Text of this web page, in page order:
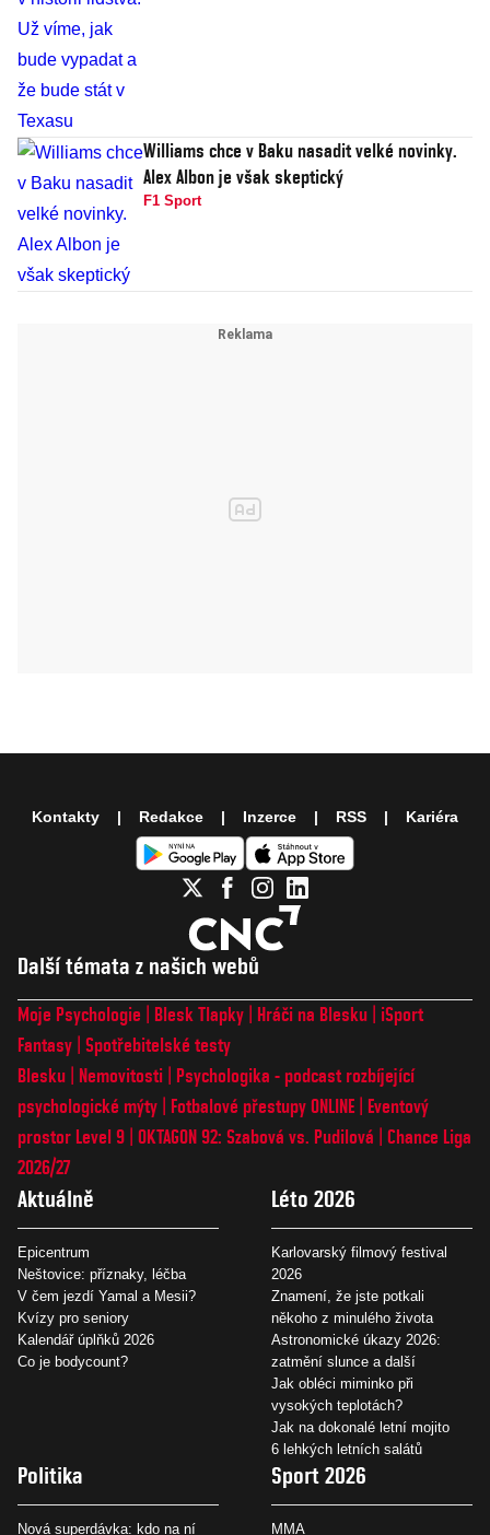
Williams chce v Baku nasadit velké novinky.
Alex Albon je však skeptický
F1 Sport
Další témata z našich webů
Moje Psychologie Blesk Tlapky Hráči na Blesku
iSport
Fantasy Spotřebitelské testy
Blesku
Nemovitosti
Psychologika - podcast rozbíjející
psychologické mýty
Fotbalové přestupy ONLINE
Eventový
prostor Level 9 OKTAGON 92: Szabová vs. Pudilová
Chance Liga
2026/27
Aktuálně
Epicentrum
Neštovice: příznaky, léčba
V čem jezdí Yamal a Mesii?
Kvízy pro seniory
Kalendář úplňků 2026
Co je bodycount?
Léto 2026
Karlovarský filmový festival
2026
Znamení, že jste potkali
někoho z minulého života
Astronomické úkazy 2026:
zatmění slunce a další
Jak obléci miminko při
vysokých teplotách?
Jak na dokonalé letní mojito
6 lehkých letních salátů
Politika
Nová superdávka: kdo na ní
Sport 2026
MMA
Kontakty Redakce Inzerce RSS Kariéra